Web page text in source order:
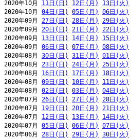
2020年10月 11日(日) 12日(月) 13日(火)
2020年10月 04日(日) 05日(月) 06日(火)
2020年09月 27日(日) 28日(月) 29日(火)
2020年09月 20日(日) 21日(月) 22日(火)
2020年09月 13日(日) 14日(月) 15日(火)
2020年09月 06日(日) 07日(月) 08日(火)
2020年08月 30日(日) 31日(月) 01日(火)
2020年08月 23日(日) 24日(月) 25日(火)
2020年08月 16日(日) 17日(月) 18日(火)
2020年08月 09日(日) 10日(月) 11日(火)
2020年08月 02日(日) 03日(月) 04日(火)
2020年07月 26日(日) 27日(月) 28日(火)
2020年07月 19日(日) 20日(月) 21日(火)
2020年07月 12日(日) 13日(月) 14日(火)
2020年07月 05日(日) 06日(月) 07日(火)
2020年06月 28日(日) 29日(月) 30日(火)